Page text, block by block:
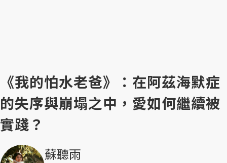
《我的怕水老爸》：在阿茲海默症
的失序與崩塌之中，愛如何繼續被
實踐？
蘇聽雨